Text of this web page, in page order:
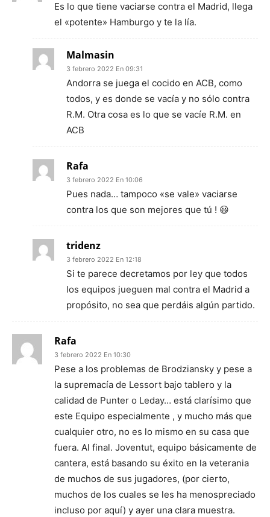
Es lo que tiene vaciarse contra el Madrid, llega
el «potente» Hamburgo y te la lía.
Malmasin
3 febrero 2022 En 09:31
Andorra se juega el cocido en ACB, como
todos, y es donde se vacía y no sólo contra
R.M. Otra cosa es lo que se vacíe R.M. en
ACB
Rafa
3 febrero 2022 En 10:06
Pues nada… tampoco «se vale» vaciarse
contra los que son mejores que tú ! 😃
tridenz
3 febrero 2022 En 12:18
Si te parece decretamos por ley que todos
los equipos jueguen mal contra el Madrid a
propósito, no sea que perdáis algún partido.
Rafa
3 febrero 2022 En 10:30
Pese a los problemas de Brodziansky y pese a
la supremacía de Lessort bajo tablero y la
calidad de Punter o Leday… está clarísimo que
este Equipo especialmente , y mucho más que
cualquier otro, no es lo mismo en su casa que
fuera. Al final. Joventut, equipo básicamente de
cantera, está basando su éxito en la veterania
de muchos de sus jugadores, (por cierto,
muchos de los cuales se les ha menospreciado
incluso por aquí) y ayer una clara muestra.